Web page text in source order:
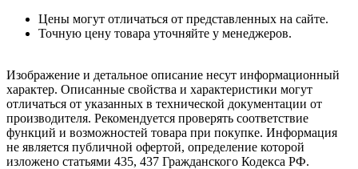
Цены могут отличаться от представленных на сайте.
Точную цену товара уточняйте у менеджеров.
Изображение и детальное описание несут информационный
характер. Описанные свойства и характеристики могут
отличаться от указанных в технической документации от
производителя. Рекомендуется проверять соответствие
функций и возможностей товара при покупке. Информация
не является публичной офертой, определение которой
изложено статьями 435, 437 Гражданского Кодекса РФ.